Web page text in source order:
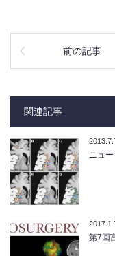
前の記事
関連記事
ニュ
第7回